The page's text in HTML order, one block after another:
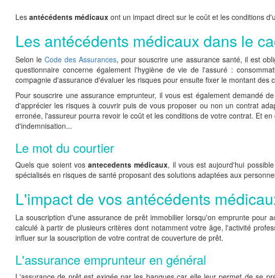
Les antécédents médicaux ont un impact direct sur le coût et les conditions
Les antécédents médicaux dans le
Selon leCode des Assurances, pour souscrire une assurance santé, il est
questionnaire concerne également l'hygiène de vie de l'assuré :
compagnie d'assurance d'évaluer les risques pour ensuite fixer le montant
Pour souscrire une assurance emprunteur, il vous est également demandé
d'apprécier les risques à couvrir puis de vous proposer ou non un contrat
erronée, l'assureur pourra revoir le coût et les conditions de votre contrat. Et
d'indemnisation...
Le mot du courtier
Quels que soient vosantecedents médicaux, il vous est aujourd'hui
spécialisés en risques de santé proposant des solutions adaptées aux
L'impact de vos antécédents
La souscription d'une assurance de prêt immobilier lorsqu'on emprunte
calculé à partir de plusieurs critères dont notamment votre âge, l'activité
influer sur la souscription de votre contrat de couverture de prêt.
L'assurance emprunteur en général